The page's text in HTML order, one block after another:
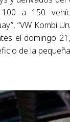
100 a 150
“VW Kombi
el domingo
de la